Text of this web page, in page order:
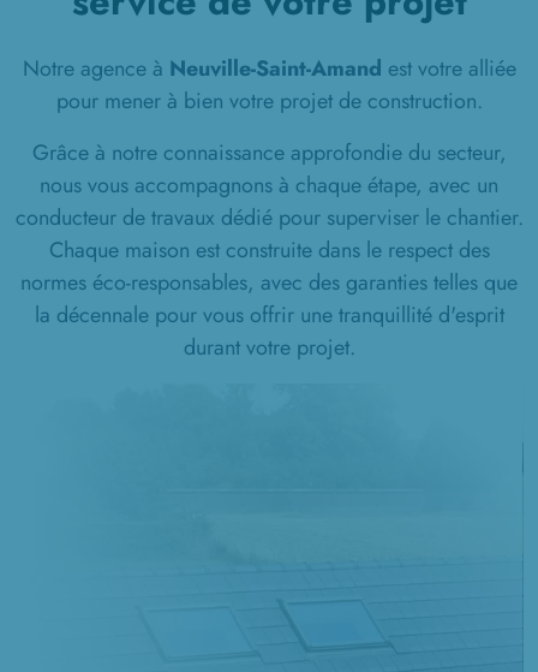
Notre agence à Neuville-Saint-Amand est votre alliée
pour mener à bien votre projet de construction.
Grâce à notre connaissance approfondie du secteur,
nous vous accompagnons à chaque étape, avec un
conducteur de travaux dédié pour superviser le chantier.
Chaque maison est construite dans le respect des
normes éco-responsables, avec des garanties telles que
la décennale pour vous offrir une tranquillité d'esprit
durant votre projet.